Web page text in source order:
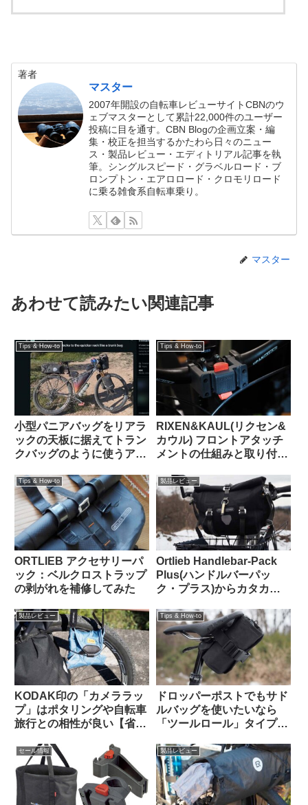
著者
マスター
2007年開設の自転車レビューサイトCBNのウ
ェブマスターとして累計22,000件のユーザー
投稿に目を通す。CBN Blogの企画立案・編
集・校正を担当するかたわら日々のニュー
ス・製品レビュー・エディトリアル記事を執
筆。シングルスピード・グラベルロード・ブ
ロンプトン・エアロロード・クロモリロード
に乗る雑食系自転車乗り。
マスター
あわせて読みたい関連記事
Tips & How-to
小型パニアバッグをリアラ
ックの天板に据えてトラン
クバッグのように使うアイ
ら）Ortlieb Gravel-Pack /
Quick-Rack
Tips & How-to
RIXEN&KAUL(リクセン&
カウル) フロントアタッチ
メントの仕組みと取り付け
Tips & How-to
ORTLIEB アクセサリーパ
ック：ベルクロストラップ
の剥がれを補修してみた
製品レビュー
Ortlieb Handlebar-Pack
Plus(ハンドルバーパッ
ク・プラス)からカタカタ
はこれだった【豆感想】
製品レビュー
KODAK印の「カメララッ
プ」はポタリングや自転車
旅行との相性が良い【省ス
水】
Tips & How-to
ドロッパーポストでもサド
ルバッグを使いたいなら
「ツールロール」タイプも
セール情報 製品レビュー